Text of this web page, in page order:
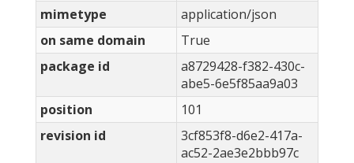
mimetype
application/json
on same domain
True
package id
a8729428-f382-430c-
abe5-6e5f85aa9a03
position
101
revision id
3cf853f8-d6e2-417a-
ac52-2ae3e2bbb97c